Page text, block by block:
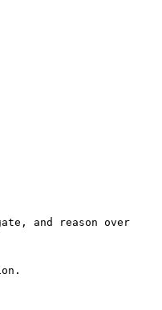
and reason over